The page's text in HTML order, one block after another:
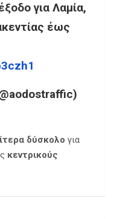
για Λαμία,
έως
δύσκολο για
κεντρικούς